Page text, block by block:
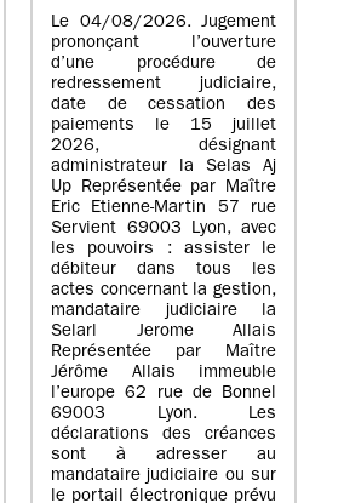
Le 04/08/2026. Jugement
prononçant l’ouverture
d’une procédure de
redressement judiciaire,
date de cessation des
paiements le 15 juillet
2026, désignant
administrateur la Selas Aj
Up Représentée par Maître
Eric Etienne-Martin 57 rue
Servient 69003 Lyon, avec
les pouvoirs : assister le
débiteur dans tous les
actes concernant la gestion,
mandataire judiciaire la
Selarl Jerome Allais
Représentée par Maître
Jérôme Allais immeuble
l’europe 62 rue de Bonnel
69003 Lyon. Les
déclarations des créances
sont à adresser au
mandataire judiciaire ou sur
le portail électronique prévu